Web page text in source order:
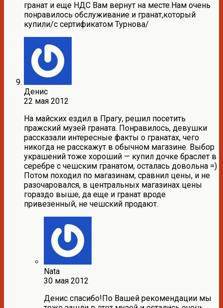
гранат и еще НДС Вам вернут на месте.Нам очень
понравилось обслуживание и гранат,который
купили/с сертификатом Турнова/
Денис
22 мая 2012
На майских ездил в Прагу, решил посетить
пражский музей граната. Понравилось, девушки
рассказали интересные факты о гранатах, чего
никогда не расскажут в обычном магазине. Выбор
украшений тоже хороший — купил дочке браслет в
серебре с чешским гранатом, осталась довольна =)
Потом походил по магазинам, сравнил цены, и не
разочаровался, в центральных магазинах цены
гораздо выше, да еще и гранат вроде
привезенный, не чешский продают.
Nata
30 мая 2012
Денис спасибо!По Вашей рекомендации мы